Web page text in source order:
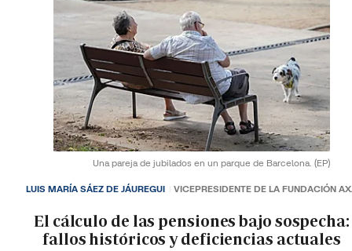
Una pareja de jubilados en un parque de Barcelona. (EP)
El cálculo de las pensiones bajo sospecha:
fallos históricos y deficiencias actuales
LUIS MARÍA SÁEZ DE JÁUREGUI VICEPRESIDENTE DE LA FUNDACIÓN